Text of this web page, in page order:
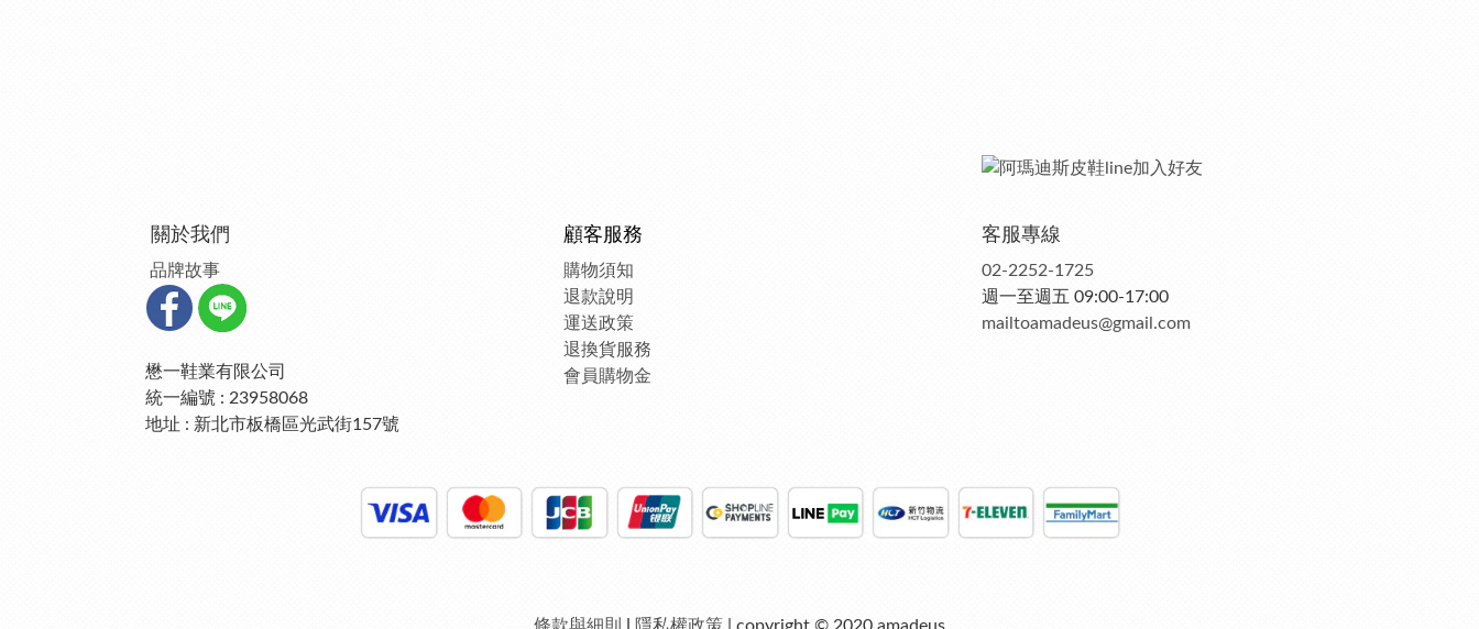
關於我們
品牌故事
懋一鞋業有限公司
統一編號 : 23958068
地址 : 新北市板橋區光武街157號
顧客服務
購物須知
退款說明
運送政策
退換貨服務
會員購物金
客服專線
02-2252-1725
週一至週五 09:00-17:00
mailtoamadeus@gmail.com